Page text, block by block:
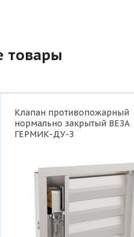
товары
Клапан противопожарный
нормально закрытый ВЕЗА
ГЕРМИК-ДУ-З